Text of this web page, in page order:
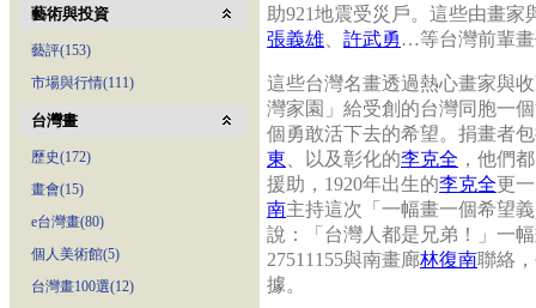
藝術與投資
藝評(153)
市場與行情(111)
台灣畫
歷史(172)
畫會(15)
e台灣畫(80)
個人美術館(5)
台灣畫100選(12)
助921地震受災戶。這些由畫
張義雄
許武勇 …等台灣前輩
這些台灣名畫透過熱心畫家與
灣家園」給受創的台灣同胞一
個勇敢活下去的希望。捐畫者
東 、以及彰化的李克全 ，他們
援助，1920年出生的李克全更
南主持這次「一幅畫一個希望
說：「台灣人都是兄弟！」一
27511155與南畫廊林復南聯絡
據。